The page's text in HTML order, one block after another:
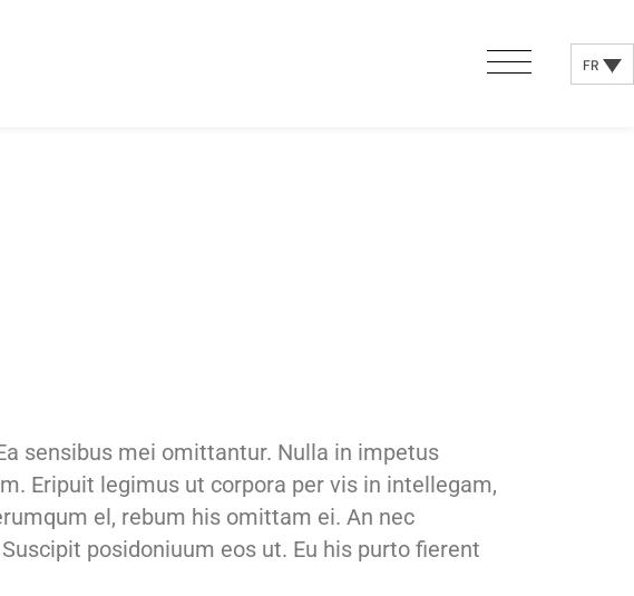
FR
sensibus mei omittantur. Nulla in impetus
Eripuit legimus ut corpora per vis in intellegam,
el, rebum his omittam ei. An nec
posidoniuum eos ut. Eu his purto fierent